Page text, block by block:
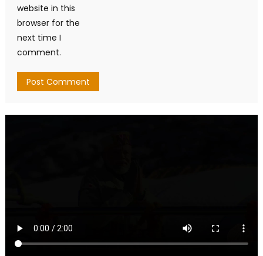
website in this
browser for the
next time I
comment.